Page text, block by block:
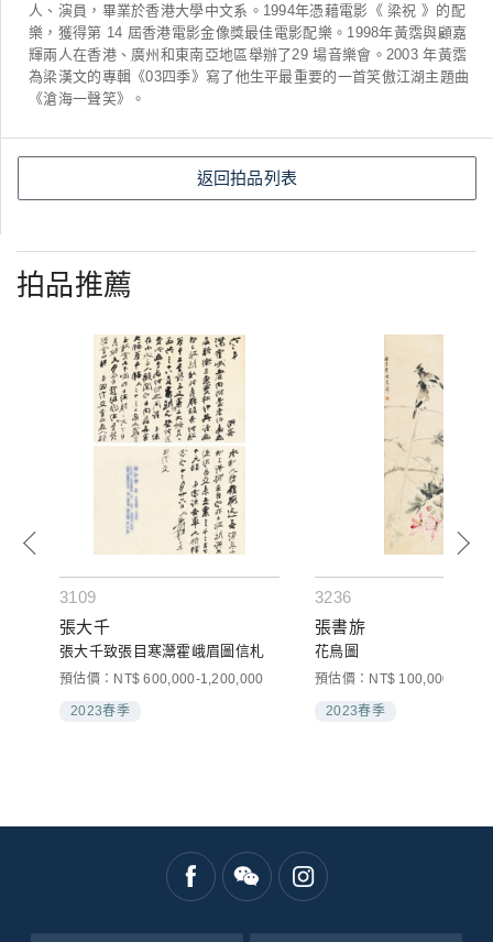
人、演員，畢業於香港大學中文系。1994年憑藉電影《 梁祝 》的配
樂，獲得第 14 屆香港電影金像獎最佳電影配樂。1998年黃霑與顧嘉
輝兩人在香港、廣州和東南亞地區舉辦了29 場音樂會。2003 年黃霑
為梁漢文的專輯《03四季》寫了他生平最重要的一首笑傲江湖主題曲
《滄海一聲笑》。
返回拍品列表
拍品推薦
3109
張大千
張大千致張目寒灊霍峨眉圖信札
預估價：NT$ 600,000-1,200,000
2023春季
3236
張書旂
花鳥圖
預估價：NT$ 100,000-
2023春季